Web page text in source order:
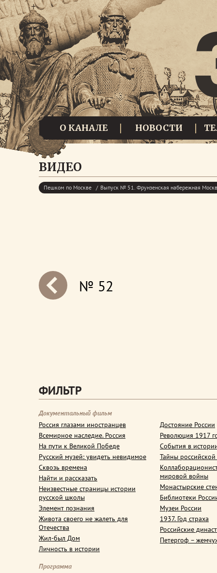
О КАНАЛЕ НОВОСТИ
ВИДЕО
Пешком по Москве Выпуск № 51. Фрунзенская набережная
№ 52
ФИЛЬТР
Документальный фильм
Россия глазами иностранцев
Всемирное наследие. Россия
На пути к Великой Победе
Русский музей: увидеть невидимое
Сквозь времена
Найти и рассказать
Неизвестные страницы истории
русской школы
Элемент познания
Живота своего не жалеть для
Отечества
Жил-был Дом
Личность в истории
Достояние России
Революция 1917
События в
Тайны
мировой войны
Монастырские
Библиотеки
Музеи России
1937. Год страха
Российские
Петергоф –
Программа